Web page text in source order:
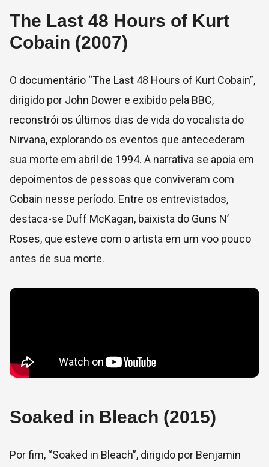
The Last 48 Hours of Kurt
Cobain (2007)
O documentário “The Last 48 Hours of Kurt Cobain”,
dirigido por John Dower e exibido pela BBC,
reconstrói os últimos dias de vida do vocalista do
Nirvana, explorando os eventos que antecederam
sua morte em abril de 1994. A narrativa se apoia em
depoimentos de pessoas que conviveram com
Cobain nesse período. Entre os entrevistados,
destaca-se Duff McKagan, baixista do Guns N’
Roses, que esteve com o artista em um voo pouco
antes de sua morte.
Soaked in Bleach (2015)
Por fim, “Soaked in Bleach”, dirigido por Benjamin